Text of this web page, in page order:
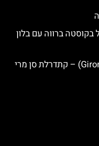
ברווה עם בלון
קתדרלת גירונה (Girona Cathedral) – קתדרלת סן מרי